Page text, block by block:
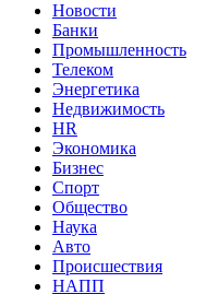
Новости
Банки
Промышленность
Телеком
Энергетика
Недвижимость
HR
Экономика
Бизнес
Спорт
Общество
Наука
Авто
Происшествия
НАПП